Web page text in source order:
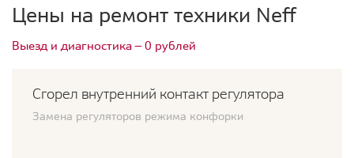
Цены на ремонт техники Neff
Выезд и диагностика — 0 рублей
Сгорел внутренний контакт регулятора
Замена регуляторов режима конфорки